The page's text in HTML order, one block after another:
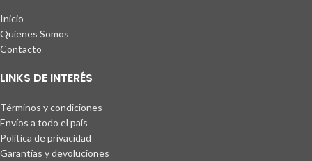
Inicio
Quienes Somos
Contacto
LINKS DE INTERÉS
Términos y condiciones
Envíos a todo el país
Política de privacidad
Garantías y devoluciones